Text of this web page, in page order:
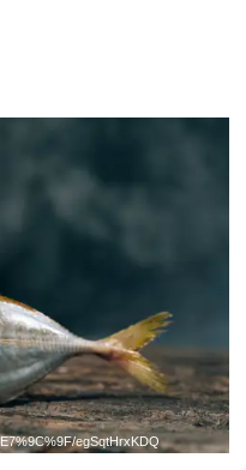
egSqtHrxKDQ